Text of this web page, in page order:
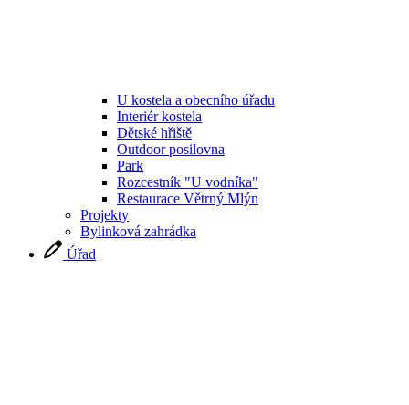
U kostela a obecního úřadu
Interiér kostela
Dětské hřiště
Outdoor posilovna
Park
Rozcestník "U vodníka"
Restaurace Větrný Mlýn
Projekty
Bylinková zahrádka
Úřad